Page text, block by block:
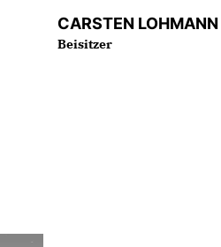
CARSTEN LOHMANN
Beisitzer